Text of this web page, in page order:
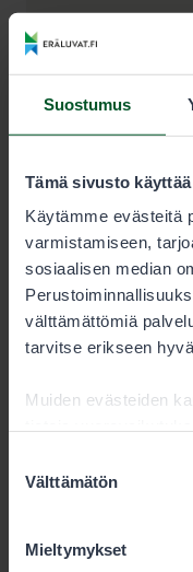
Suostumus
Tämä sivusto
Käytämme evästeitä
varmistamiseen,
sosiaalisen median
välttämättömiä
tarvitse erikseen
Muiden evästeiden
tietoihin, joita olet
olet käyttänyt
valinta
Välttämätön
Mieltymykset
Luontotie 1
98530
Katso